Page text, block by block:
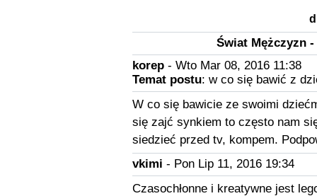
Świat Mężczyzn
korep- Wto Mar 08, 2016 11:38
Temat postu: w co się bawić z
W co się bawicie ze swoimi
się zajć synkiem to często nam
siedzieć przed tv, kompem.
vkimi - Pon Lip 11, 2016 19:34
Czasochłonne i kreatywne jest